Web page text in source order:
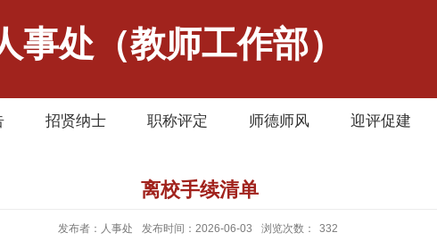
事处（教师工作部）
招贤纳士 职称评定 师德师风 迎评促建
离校手续清单
发布者：人事处 发布时间：2026-06-03 浏览次数： 332